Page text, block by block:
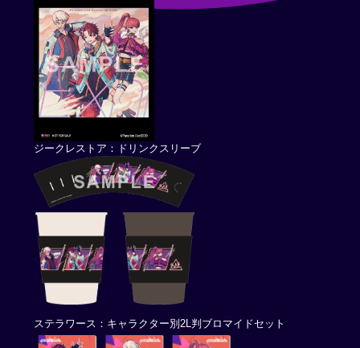
ジークレストア：ドリンクスリーブ
ステラワース：キャラクター別2L判ブロマイドセット